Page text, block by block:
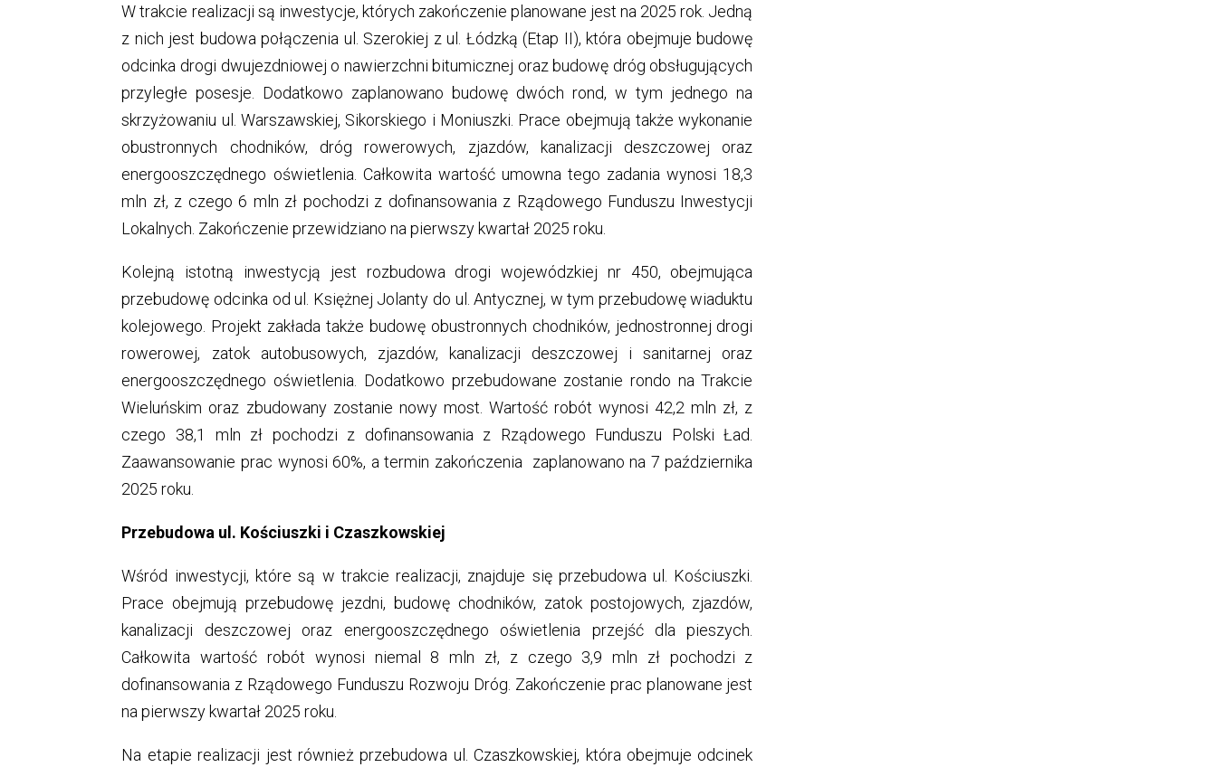
W trakcie realizacji są inwestycje, których zakończenie planowane jest na 2025 rok. Jedną
z nich jest budowa połączenia ul. Szerokiej z ul. Łódzką (Etap II), która obejmuje budowę
odcinka drogi dwujezdniowej o nawierzchni bitumicznej oraz budowę dróg obsługujących
przyległe posesje. Dodatkowo zaplanowano budowę dwóch rond, w tym jednego na
skrzyżowaniu ul. Warszawskiej, Sikorskiego i Moniuszki. Prace obejmują także wykonanie
obustronnych chodników, dróg rowerowych, zjazdów, kanalizacji deszczowej oraz
energooszczędnego oświetlenia. Całkowita wartość umowna tego zadania wynosi 18,3
mln zł, z czego 6 mln zł pochodzi z dofinansowania z Rządowego Funduszu Inwestycji
Lokalnych. Zakończenie przewidziano na pierwszy kwartał 2025 roku.
Kolejną istotną inwestycją jest rozbudowa drogi wojewódzkiej nr 450, obejmująca
przebudowę odcinka od ul. Księżnej Jolanty do ul. Antycznej, w tym przebudowę wiaduktu
kolejowego. Projekt zakłada także budowę obustronnych chodników, jednostronnej drogi
rowerowej, zatok autobusowych, zjazdów, kanalizacji deszczowej i sanitarnej oraz
energooszczędnego oświetlenia. Dodatkowo przebudowane zostanie rondo na Trakcie
Wieluńskim oraz zbudowany zostanie nowy most. Wartość robót wynosi 42,2 mln zł, z
czego 38,1 mln zł pochodzi z dofinansowania z Rządowego Funduszu Polski Ład.
Zaawansowanie prac wynosi 60%, a termin zakończenia zaplanowano na 7 października
2025 roku.
Przebudowa ul. Kościuszki i Czaszkowskiej
Wśród inwestycji, które są w trakcie realizacji, znajduje się przebudowa ul. Kościuszki.
Prace obejmują przebudowę jezdni, budowę chodników, zatok postojowych, zjazdów,
kanalizacji deszczowej oraz energooszczędnego oświetlenia przejść dla pieszych.
Całkowita wartość robót wynosi niemal 8 mln zł, z czego 3,9 mln zł pochodzi z
dofinansowania z Rządowego Funduszu Rozwoju Dróg. Zakończenie prac planowane jest
na pierwszy kwartał 2025 roku.
Na etapie realizacji jest również przebudowa ul. Czaszkowskiej, która obejmuje odcinek